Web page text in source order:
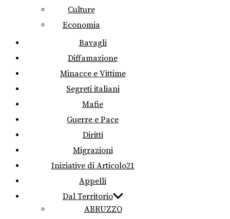
Culture
Economia
Bavagli
Diffamazione
Minacce e Vittime
Segreti italiani
Mafie
Guerre e Pace
Diritti
Migrazioni
Iniziative di Articolo21
Appelli
Dal Territorio
ABRUZZO